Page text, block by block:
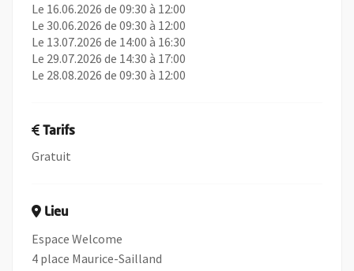
Le 16.06.2026 de 09:30 à 12:00
Le 30.06.2026 de 09:30 à 12:00
Le 13.07.2026 de 14:00 à 16:30
Le 29.07.2026 de 14:30 à 17:00
Le 28.08.2026 de 09:30 à 12:00
Tarifs
Gratuit
Lieu
Espace Welcome
4 place Maurice-Sailland